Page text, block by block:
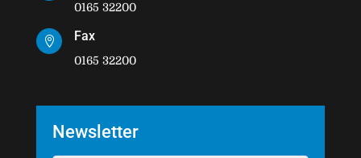
0165 32200
 Fax
0165 32200
Newsletter